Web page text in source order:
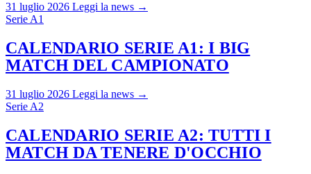
31 luglio 2026 Leggi la news →
Serie A1
CALENDARIO SERIE A1: I BIG
MATCH DEL CAMPIONATO
31 luglio 2026 Leggi la news →
Serie A2
CALENDARIO SERIE A2: TUTTI I
MATCH DA TENERE D'OCCHIO